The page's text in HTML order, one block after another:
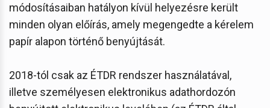
módosításaiban hatályon kívül helyezésre került
minden olyan előírás, amely megengedte a kérelem
papír alapon történő benyújtását.
2018-tól csak az ÉTDR rendszer használatával,
illetve személyesen elektronikus adathordozón